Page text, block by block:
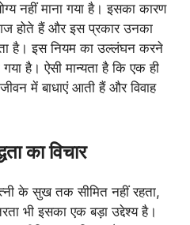
नहीं माना गया है। इसका कारण
होते हैं और इस प्रकार उनका
है। इस नियम का उल्लंघन करने
है। ऐसी मान्यता है कि एक ही
में बाधाएं आती हैं और विवाह
का विचार
के सुख तक सीमित नहीं रहता,
भी इसका एक बड़ा उद्देश्य है।